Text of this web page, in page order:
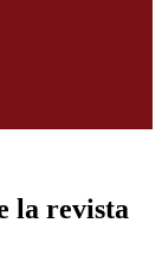
la revista